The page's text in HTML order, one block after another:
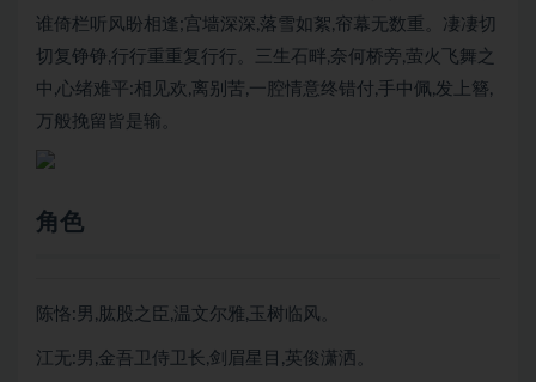
谁倚栏听风盼相逢;宫墙深深,落雪如絮,帘幕无数重。凄凄切
切复铮铮,行行重重复行行。三生石畔,奈何桥旁,萤火飞舞之
中,心绪难平:相见欢,离别苦,一腔情意终错付,手中佩,发上簪,
万般挽留皆是输。
角色
陈恪:男,肱股之臣,温文尔雅,玉树临风。
江无:男,金吾卫侍卫长,剑眉星目,英俊潇洒。